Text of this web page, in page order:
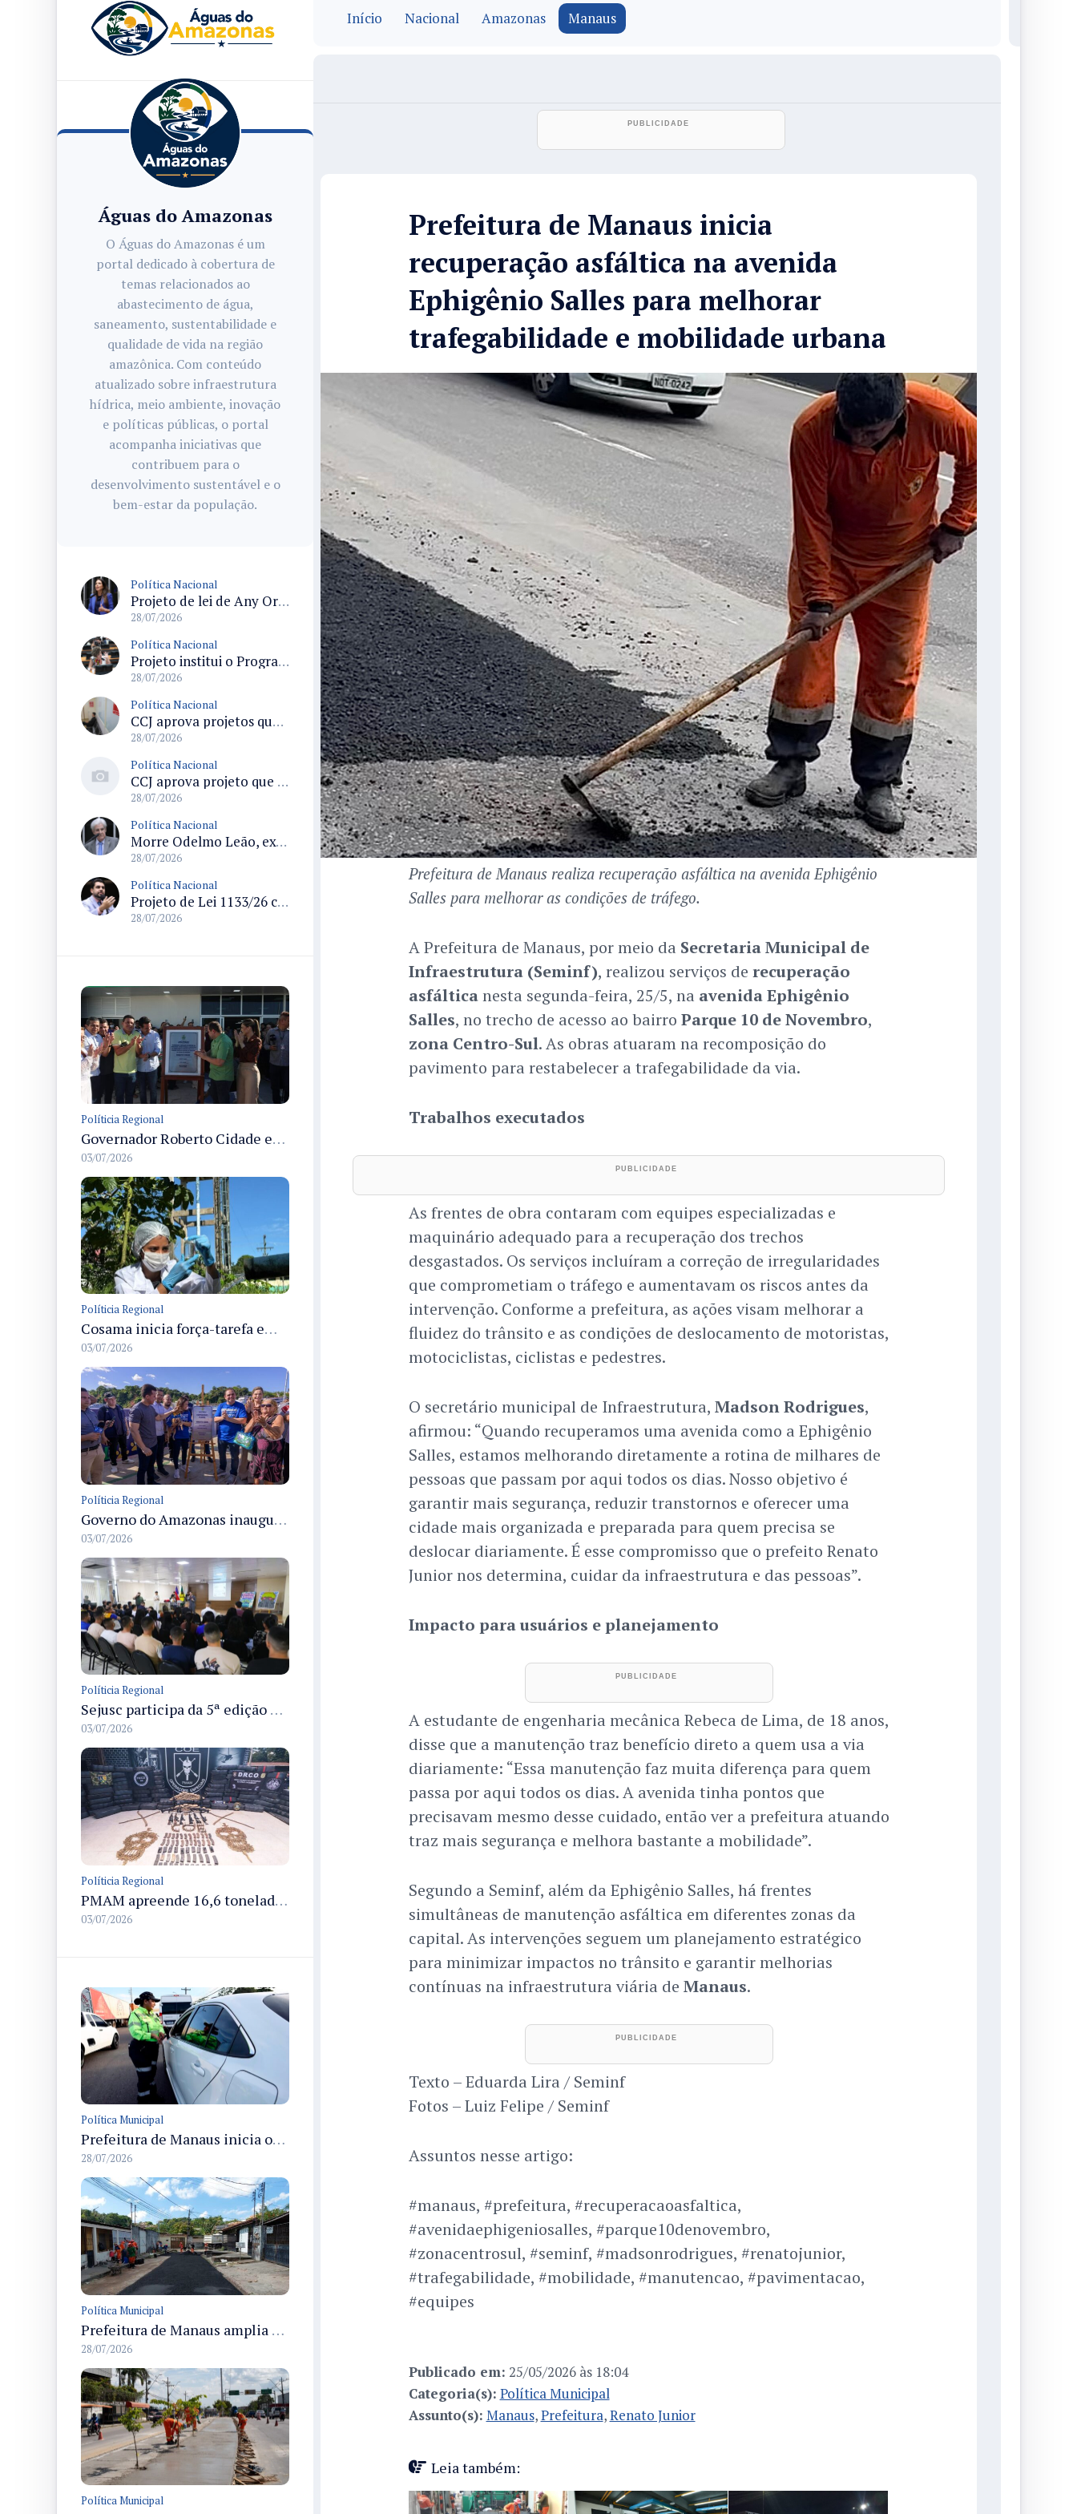
Águas do Amazonas
O Águas do Amazonas é um
portal dedicado à cobertura de
temas relacionados ao
abastecimento de água,
saneamento, sustentabilidade e
qualidade de vida na região
amazônica. Com conteúdo
atualizado sobre infraestrutura
hídrica, meio ambiente, inovação
e políticas públicas, o portal
acompanha iniciativas que
contribuem para o
desenvolvimento sustentável e o
bem-estar da população.
Política Nacional
Projeto de lei de Any Ortiz retira obrigação de ajuste escolar para a Copa do Mundo Feminina 2027
28/07/2026
Política Nacional
Projeto institui o Programa Nacional de Apoio ao Aleitamento Humano em Emergências (Prame) na Câmara dos Deputados
28/07/2026
Política Nacional
CCJ aprova projetos que criam datas comemorativas e reconhecem Uberlândia como capital do paradesporto
28/07/2026
Política Nacional
CCJ aprova projeto que reconhece soldadinho-do-araripe como ave-símbolo da Chapada do Araripe
28/07/2026
Política Nacional
Morre Odelmo Leão, ex-deputado federal e duas vezes prefeito de Uberlândia, aos 80 anos
28/07/2026
Política Nacional
Projeto de Lei 1133/26 cria política de atendimento psicológico voluntário com dedução no Imposto de Renda
28/07/2026
Políticia Regional
Governador Roberto Cidade entrega readequação do ambulatório da FCecon e amplia capacidade de atendimento oncológico em Manaus
03/07/2026
Políticia Regional
Cosama inicia força-tarefa em Anamã para fortalecer abastecimento de água e segurança hídrica da população
03/07/2026
Políticia Regional
Governo do Amazonas inaugura primeiro Castramóvel Fluvial para atendimento veterinário às comunidades ribeirinhas e castração gratuita
03/07/2026
Políticia Regional
Sejusc participa da 5ª edição do Caminhos Literários com foco na cultura hip-hop nas unidades socioeducativas
03/07/2026
Políticia Regional
PMAM apreende 16,6 toneladas de entorpecentes e registra aumento nas prisões em flagrante e nas capturas de foragidos no primeiro semestre de 2026
03/07/2026
Política Municipal
Prefeitura de Manaus inicia operação Mobilidade Segura para reduzir sinistros com vítimas na cidade
28/07/2026
Política Municipal
Prefeitura de Manaus amplia recuperação asfáltica na rua Araci para melhorar mobilidade e segurança
28/07/2026
Política Municipal
Início Nacional Amazonas Manaus
Prefeitura de Manaus inicia
recuperação asfáltica na avenida
Ephigênio Salles para melhorar
trafegabilidade e mobilidade urbana
Prefeitura de Manaus realiza recuperação asfáltica na avenida Ephigênio
Salles para melhorar as condições de tráfego.
A Prefeitura de Manaus, por meio da Secretaria Municipal de
Infraestrutura (Seminf), realizou serviços de recuperação
asfálticanesta segunda-feira, 25/5, na avenida Ephigênio
Salles, no trecho de acesso ao bairro Parque 10 de Novembro,
zona Centro-Sul. As obras atuaram na recomposição do
pavimento para restabelecer a trafegabilidade da via.
Trabalhos executados
As frentes de obra contaram com equipes especializadas e
maquinário adequado para a recuperação dos trechos
desgastados. Os serviços incluíram a correção de irregularidades
que comprometiam o tráfego e aumentavam os riscos antes da
intervenção. Conforme a prefeitura, as ações visam melhorar a
fluidez do trânsito e as condições de deslocamento de motoristas,
motociclistas, ciclistas e pedestres.
O secretário municipal de Infraestrutura, Madson Rodrigues,
afirmou: “Quando recuperamos uma avenida como a Ephigênio
Salles, estamos melhorando diretamente a rotina de milhares de
pessoas que passam por aqui todos os dias. Nosso objetivo é
garantir mais segurança, reduzir transtornos e oferecer uma
cidade mais organizada e preparada para quem precisa se
deslocar diariamente. É esse compromisso que o prefeito Renato
Junior nos determina, cuidar da infraestrutura e das pessoas”.
Impacto para usuários e planejamento
A estudante de engenharia mecânica Rebeca de Lima, de 18 anos,
disse que a manutenção traz benefício direto a quem usa a via
diariamente: “Essa manutenção faz muita diferença para quem
passa por aqui todos os dias. A avenida tinha pontos que
precisavam mesmo desse cuidado, então ver a prefeitura atuando
traz mais segurança e melhora bastante a mobilidade”.
Segundo a Seminf, além da Ephigênio Salles, há frentes
simultâneas de manutenção asfáltica em diferentes zonas da
capital. As intervenções seguem um planejamento estratégico
para minimizar impactos no trânsito e garantir melhorias
contínuas na infraestrutura viária de Manaus.
Texto – Eduarda Lira / Seminf
Fotos – Luiz Felipe / Seminf
Assuntos nesse artigo:
#manaus, #prefeitura, #recuperacaoasfaltica,
#avenidaephigeniosalles, #parque10denovembro,
#zonacentrosul, #seminf, #madsonrodrigues, #renatojunior,
#trafegabilidade, #mobilidade, #manutencao, #pavimentacao,
#equipes
Publicado em: 25/05/2026 às 18:04
Categoria(s): Política Municipal
Assunto(s): Manaus,Prefeitura,Renato Junior
Leia também: